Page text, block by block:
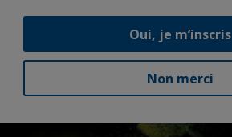
Oui, je m’inscris
Non merci